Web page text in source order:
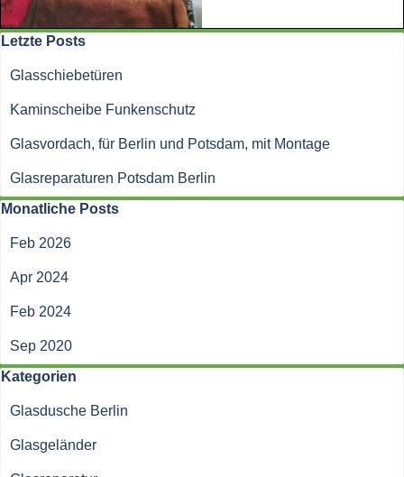
Block überspringen Letzte Posts
Letzte Posts
Glasschiebetüren
Kaminscheibe Funkenschutz
Glasvordach, für Berlin und Potsdam, mit Montage
Glasreparaturen Potsdam Berlin
Block überspringen Monatliche Posts
Monatliche Posts
Feb 2026
Apr 2024
Feb 2024
Sep 2020
Block überspringen Kategorien
Kategorien
Glasdusche Berlin
Glasgeländer